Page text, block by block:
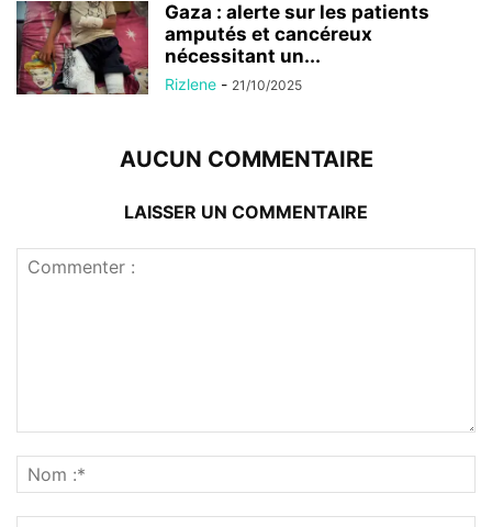
Gaza : alerte sur les patients
amputés et cancéreux
nécessitant un...
Rizlene - 21/10/2025
AUCUN COMMENTAIRE
LAISSER UN COMMENTAIRE